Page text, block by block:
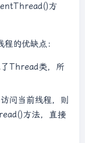
方
的优缺点：
Thread类，所
问当前线程，则
方法，直接